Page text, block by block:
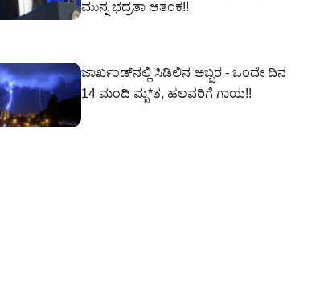
ಮುನ್ನ ಭದ್ರತಾ ಆತಂಕ!!
ಜಾರ್ಖಂಡ್‌ನಲ್ಲಿ ಸಿಡಿಲಿನ ಅಬ್ಬರ - ಒಂದೇ ದಿನ
14 ಮಂದಿ ಮೃ*ತ, ಹಲವರಿಗೆ ಗಾಯ!!